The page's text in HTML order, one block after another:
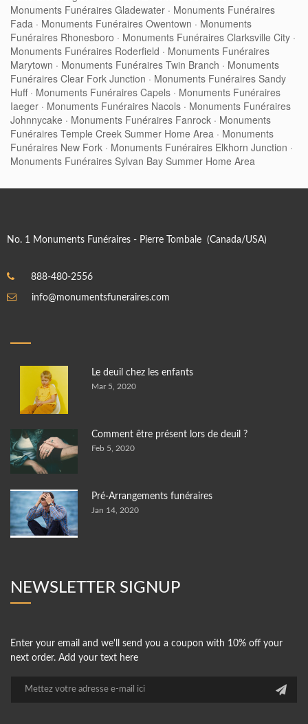
Monuments Funéraires Gladewater · Monuments Funéraires
Fada · Monuments Funéraires Owentown · Monuments
Funéraires Rhonesboro · Monuments Funéraires Clarksville City ·
Monuments Funéraires Roderfield · Monuments Funéraires
Marytown · Monuments Funéraires Twin Branch · Monuments
Funéraires Clear Fork Junction · Monuments Funéraires Sandy
Huff· Monuments Funéraires Capels · Monuments Funéraires
Iaeger · Monuments Funéraires Nacols · Monuments Funéraires
Johnnycake · Monuments Funéraires Fanrock · Monuments
Funéraires Temple Creek Summer Home Area · Monuments
Funéraires New Fork · Monuments Funéraires Elkhorn Junction ·
Monuments Funéraires Sylvan Bay Summer Home Area
No. 1 Monuments Funéraires - Pierre Tombale (Canada/USA)
888-480-2556
info@monumentsfuneraires.com
Le deuil chez les enfants
Mar 5, 2020
Comment être présent lors de deuil ?
Feb 5, 2020
Pré-Arrangements funéraires
Jan 14, 2020
NEWSLETTER SIGNUP
Enter your email and we'll send you a coupon with 10% off your
next order. Add your text here